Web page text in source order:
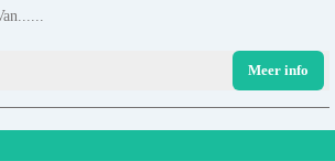
Meer info